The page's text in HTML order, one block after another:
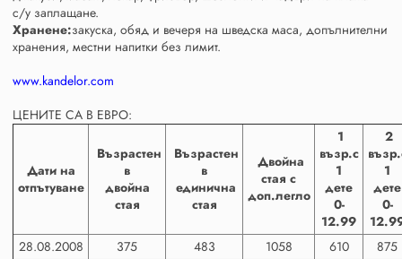
с/у заплащане.
Хранене:закуска, обяд и вечеря на шведска маса, допълнителни
хранения, местни напитки без лимит.
www.kandelor.com
ЦЕНИТЕ СА В ЕВРО:
Дати на
отпътуване
Възрастен
в
двойна
стая
Възрастен
в
единична
стая
Двойна
стая с
доп.легло
1
възр.с
1
дете
0-
12.99
2
1
дете
0-
28.08.2008
375 483 1058 610
875